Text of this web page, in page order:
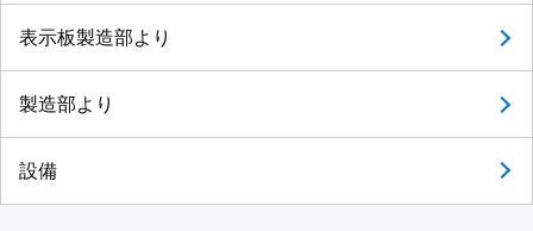
表示板製造部より
製造部より
設備